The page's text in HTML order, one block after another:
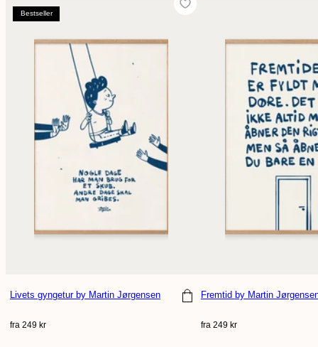
Vælg størrelse
Bestseller
Livets gyngetur by Martin Jørgensen
Normal
fra 249 kr
Vælg størrelse
Fremtid by Martin
Normal
fra 249 kr